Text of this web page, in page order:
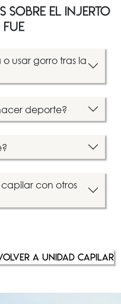
SOBRE EL INJERTO
usar gorro tras la
deporte?
con otros
A UNIDAD CAPILAR